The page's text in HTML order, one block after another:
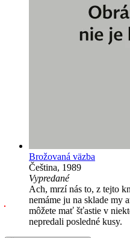
Brožovaná väzba
Čeština, 1989
Vypredané
Ach, mrzí nás to, z tejto
nemáme ju na sklade my
môžete mať šťastie v
nepredali posledné kusy.